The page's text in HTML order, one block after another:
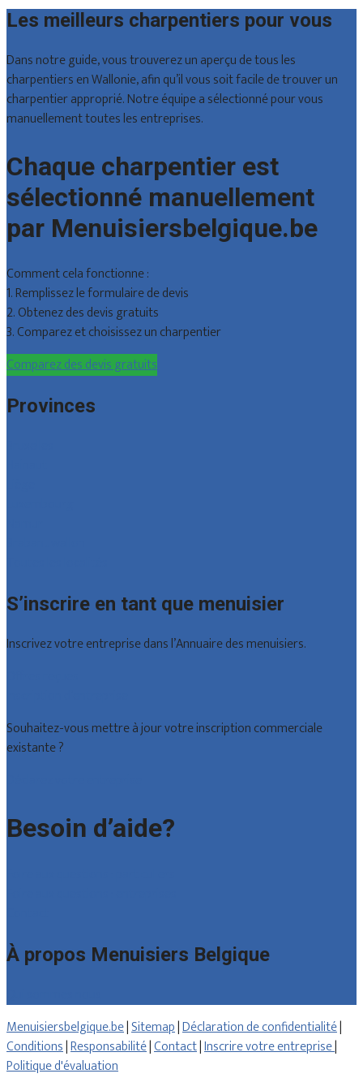
Les meilleurs charpentiers pour vous
Dans notre guide, vous trouverez un aperçu de tous les
charpentiers en Wallonie, afin qu’il vous soit facile de trouver un
charpentier approprié. Notre équipe a sélectionné pour vous
manuellement toutes les entreprises.
Chaque charpentier est
sélectionné manuellement
par Menuisiersbelgique.be
Comment cela fonctionne :
1. Remplissez le formulaire de devis
2. Obtenez des devis gratuits
3. Comparez et choisissez un charpentier
Comparez des devis gratuits
Provinces
S’inscrire en tant que menuisier
Inscrivez votre entreprise dans l’Annuaire des menuisiers.
Souhaitez-vous mettre à jour votre inscription commerciale
existante ?
Besoin d’aide?
À propos Menuisiers Belgique
Menuisiersbelgique.be|Sitemap|Déclaration de confidentialité|
Conditions|Responsabilité|Contact|Inscrire votre entreprise|
Politique d'évaluation